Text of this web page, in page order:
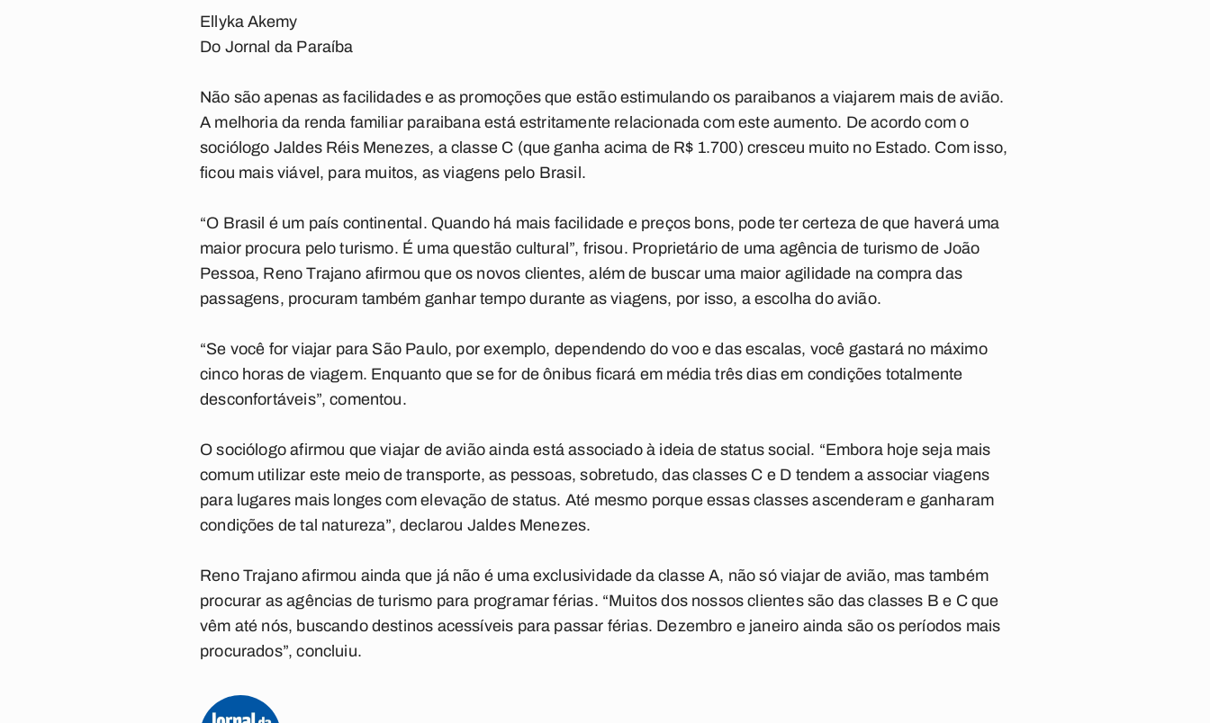
Ellyka Akemy
Do Jornal da Paraíba
Não são apenas as facilidades e as promoções que estão estimulando os paraibanos a viajarem mais de avião.
A melhoria da renda familiar paraibana está estritamente relacionada com este aumento. De acordo com o
sociólogo Jaldes Réis Menezes, a classe C (que ganha acima de R$ 1.700) cresceu muito no Estado. Com isso,
ficou mais viável, para muitos, as viagens pelo Brasil.
“O Brasil é um país continental. Quando há mais facilidade e preços bons, pode ter certeza de que haverá uma
maior procura pelo turismo. É uma questão cultural”, frisou. Proprietário de uma agência de turismo de João
Pessoa, Reno Trajano afirmou que os novos clientes, além de buscar uma maior agilidade na compra das
passagens, procuram também ganhar tempo durante as viagens, por isso, a escolha do avião.
“Se você for viajar para São Paulo, por exemplo, dependendo do voo e das escalas, você gastará no máximo
cinco horas de viagem. Enquanto que se for de ônibus ficará em média três dias em condições totalmente
desconfortáveis”, comentou.
O sociólogo afirmou que viajar de avião ainda está associado à ideia de status social. “Embora hoje seja mais
comum utilizar este meio de transporte, as pessoas, sobretudo, das classes C e D tendem a associar viagens
para lugares mais longes com elevação de status. Até mesmo porque essas classes ascenderam e ganharam
condições de tal natureza”, declarou Jaldes Menezes.
Reno Trajano afirmou ainda que já não é uma exclusividade da classe A, não só viajar de avião, mas também
procurar as agências de turismo para programar férias. “Muitos dos nossos clientes são das classes B e C que
vêm até nós, buscando destinos acessíveis para passar férias. Dezembro e janeiro ainda são os períodos mais
procurados”, concluiu.